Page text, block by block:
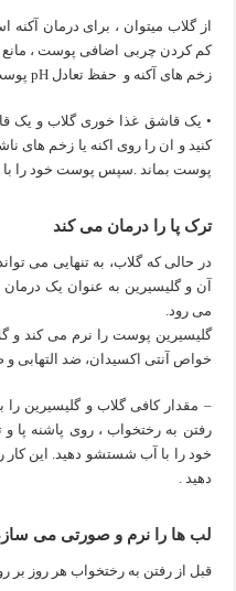
از گلاب میتوان ، برای درمان آکنه
کم کردن چربی اضافی پوست ، مانع
زخم های آکنه و حفظ تعادل pH پوست موثر است .
• یک قاشق غذا خوری گلاب و یک
پوست بماند .سپس پوست خود را با
ترک پا را درمان می کند
در حالی که گلاب، به تنهایی می
آن و گلیسیرین به عنوان یک
می رود.
خواص آنتی اکسیدان، ضد التهابی و
– مقدار کافی گلاب و گلیسیرین
رفتن به رختخواب ، روی پاشنه پا
خود را با آب شستشو دهید. این کار
دهید .
لب ها را نرم و صورتی می
قبل از رفتن به رختخواب هر روز بر